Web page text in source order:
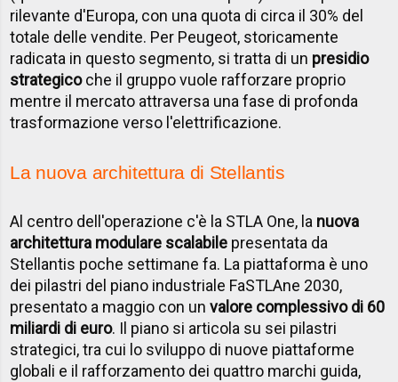
rilevante d'Europa, con una quota di circa il 30% del
totale delle vendite. Per Peugeot, storicamente
radicata in questo segmento, si tratta di un presidio
strategicoche il gruppo vuole rafforzare proprio
mentre il mercato attraversa una fase di profonda
trasformazione verso l'elettrificazione.
La nuova architettura di Stellantis
Al centro dell'operazione c'è la STLA One, la nuova
architettura modulare scalabile presentata da
Stellantis poche settimane fa. La piattaforma è uno
dei pilastri del piano industriale FaSTLAne 2030,
presentato a maggio con unvalore complessivo di 60
miliardi di euro. Il piano si articola su sei pilastri
strategici, tra cui lo sviluppo di nuove piattaforme
globali e il rafforzamento dei quattro marchi guida,